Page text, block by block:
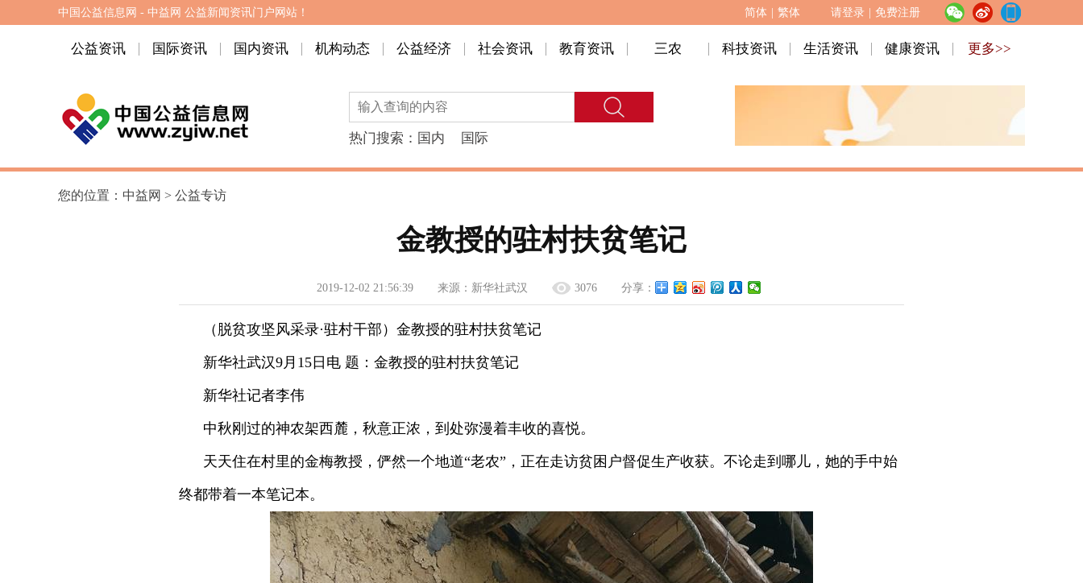
中国公益信息网 - 中益网 公益新闻资讯门户网站！ 简体 繁体 请登录 免费注册
公益资讯 国际资讯 国内资讯 机构动态 公益经济 社会资讯 教育资讯 三农 科技资讯 生活资讯 健康资讯 更多>>
热门搜索： 国内 国际
您的位置： 中益网 > 公益专访
金教授的驻村扶贫笔记
2019-12-02 21:56:39 来源： 新华社武汉 3076 分享：
（脱贫攻坚风采录·驻村干部）金教授的驻村扶贫笔记
新华社武汉9月15日电 题：金教授的驻村扶贫笔记
新华社记者李伟
中秋刚过的神农架西麓，秋意正浓，到处弥漫着丰收的喜悦。
天天住在村里的金梅教授，俨然一个地道“老农”，正在走访贫困户督促生产收获。不论走到哪儿，她的手中始
终都带着一本笔记本。